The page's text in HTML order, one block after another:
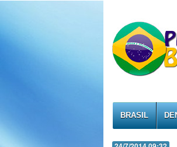
BRASIL